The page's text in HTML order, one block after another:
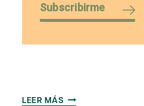
Subscribirme
LEER MÁS COMPLICAR